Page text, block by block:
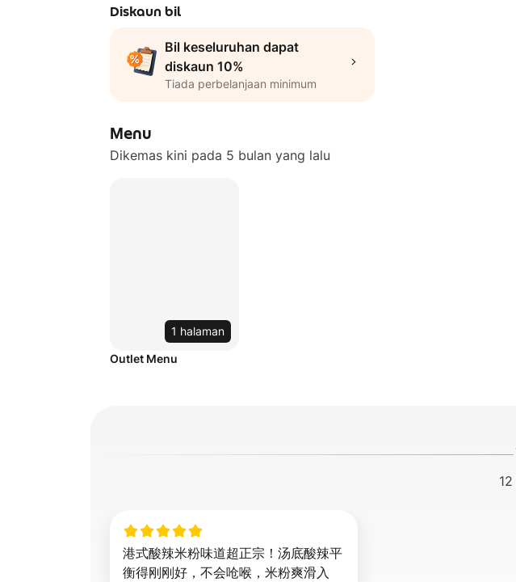
Diskaun bil
Bil keseluruhan dapat
diskaun 10%
Tiada perbelanjaan minimum
Menu
Dikemas kini pada 5 bulan yang lalu
1 halaman
Outlet Menu
12
港式酸辣米粉味道超正宗！汤底酸辣平
衡得刚刚好，不会呛喉，米粉爽滑入